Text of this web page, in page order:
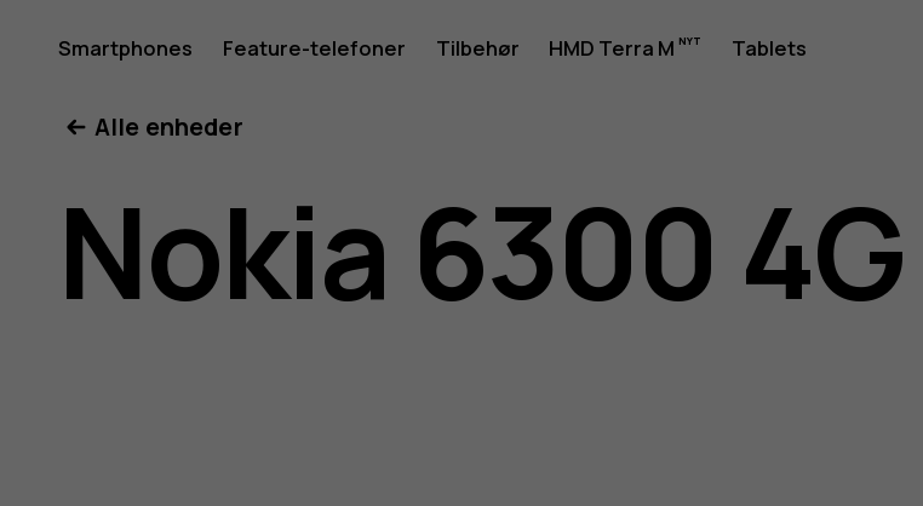
Brugervejledning
til
Nokia
Smartphones Feature-telefoner Tilbehør HMD Terra M Tablets
Alle enheder
Nokia 6300 4G